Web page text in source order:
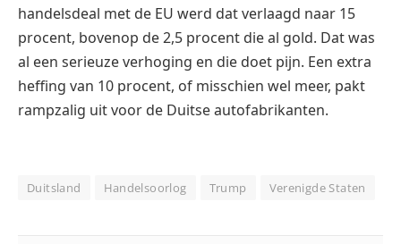
handelsdeal met de EU werd dat verlaagd naar 15
procent, bovenop de 2,5 procent die al gold. Dat was
al een serieuze verhoging en die doet pijn. Een extra
heffing van 10 procent, of misschien wel meer, pakt
rampzalig uit voor de Duitse autofabrikanten.
Duitsland Handelsoorlog Trump Verenigde Staten